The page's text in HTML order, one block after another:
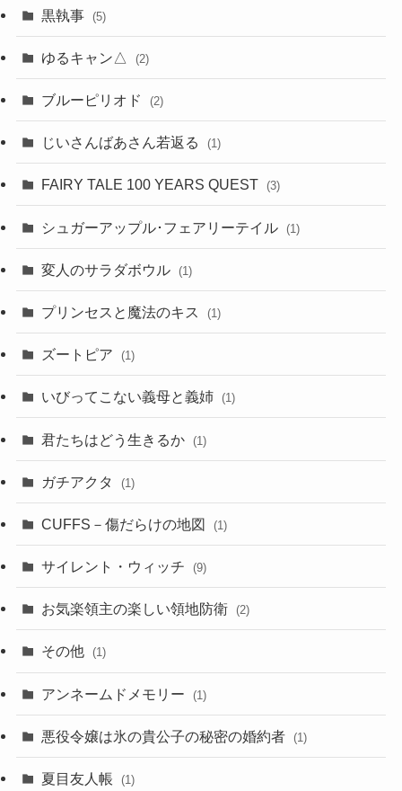
黒執事 (5)
ゆるキャン△ (2)
ブルーピリオド (2)
じいさんばあさん若返る (1)
FAIRY TALE 100 YEARS QUEST (3)
シュガーアップル･フェアリーテイル (1)
変人のサラダボウル (1)
プリンセスと魔法のキス (1)
ズートピア (1)
いびってこない義母と義姉 (1)
君たちはどう生きるか (1)
ガチアクタ (1)
CUFFS－傷だらけの地図 (1)
サイレント・ウィッチ (9)
お気楽領主の楽しい領地防衛 (2)
その他 (1)
アンネームドメモリー (1)
悪役令嬢は氷の貴公子の秘密の婚約者 (1)
夏目友人帳 (1)